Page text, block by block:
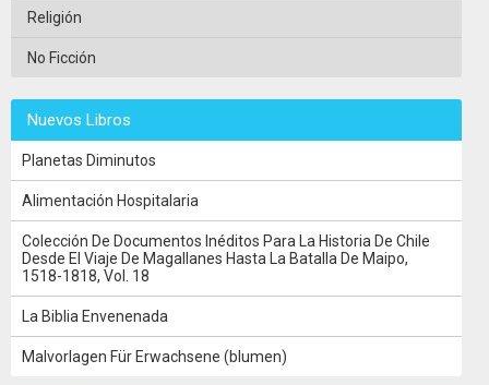
Religión
No Ficción
Nuevos Libros
Planetas Diminutos
Alimentación Hospitalaria
Colección De Documentos Inéditos Para La Historia De Chile
Desde El Viaje De Magallanes Hasta La Batalla De Maipo,
1518-1818, Vol. 18
La Biblia Envenenada
Malvorlagen Für Erwachsene (blumen)